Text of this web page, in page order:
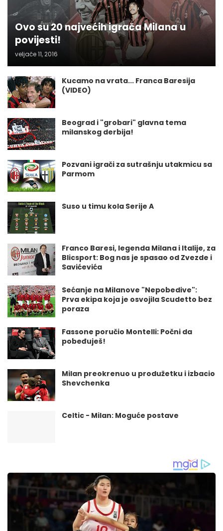
Ovo su 20 najvećih igrača Milana u
povijesti!
veljače 11, 2016
Kucamo na vrata... Franca Baresija
(VIDEO)
Beograd i "grobari" glavna tema
milanskog derbija!
Pozvani igrači za sutrašnju utakmicu sa
Parmom
Suso u timu kola Serije A
Franco Baresi, legenda Milana i Italije, za
Blicsport: Bog nas je spasao od Zvezde i
Savićevića
Sećanje na Milanove "Nepobedive":
Prva ekipa koja je osvojila Scudetto bez
poraza
Fassone poručio Montelli: Počni da
pobeđuješ!
Milan preokrenuo u produžetku i izbacio
Shevchenka
Celtic - Milan: Moguće postave